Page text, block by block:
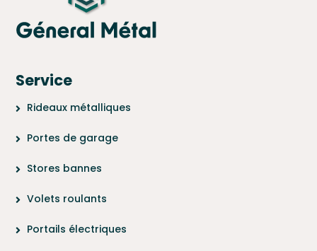
Service
Rideaux métalliques
Portes de garage
Stores bannes
Volets roulants
Portails électriques